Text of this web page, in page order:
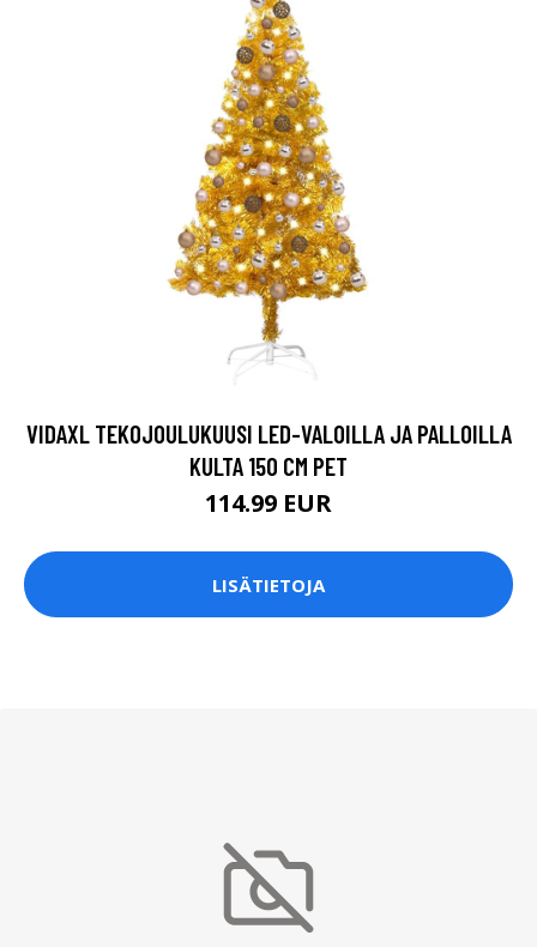
VIDAXL TEKOJOULUKUUSI LED-VALOILLA JA PALLOILLA
KULTA 150 CM PET
114.99 EUR
LISÄTIETOJA